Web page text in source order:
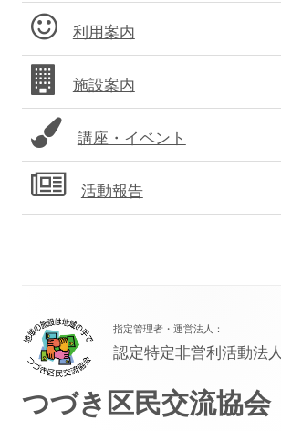
ド
バ
ー
利用案内
施設案内
講座・イベント
活動報告
ッ
タ
ー・
指定管理者・運営法人：
認定特定非営利活動法人
つづき区民交流協会